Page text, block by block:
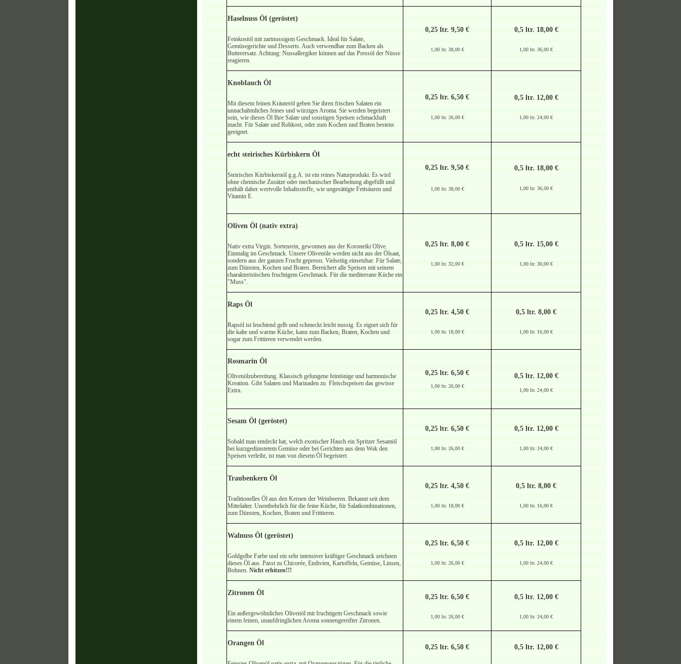
Haselnuss Öl (geröstet)
Feinkostöl mit zartnussigem Geschmack. Ideal für Salate,
Gemüsegerichte und Desserts. Auch verwendbar zum Backen als
Butterersatz. Achtung: Nussallergiker können auf das Pressöl der Nüsse
reagieren.
0,25 ltr. 9,50 €
1,00 ltr. 38,00 €
0,5 ltr. 18,00 €
1,00 ltr. 36,00 €
Knoblauch Öl
Mit diesem feinen Kräuteröl geben Sie ihren frischen Salaten ein
unnachahmliches feines und würziges Aroma. Sie werden begeistert
sein, wie dieses Öl Ihre Salate und sonstigen Speisen schmackhaft
macht. Für Salate und Rohkost, oder zum Kochen und Braten bestens
geeignet.
0,25 ltr. 6,50 €
1,00 ltr. 26,00 €
0,5 ltr. 12,00 €
1,00 ltr. 24,00 €
echt steirisches Kürbiskern Öl
Steirisches Kürbiskernöl g.g.A. ist ein reines Naturprodukt. Es wird
ohne chemische Zusätze oder mechanischer Bearbeitung abgefüllt und
enthält daher wertvolle Inhaltsstoffe, wie ungesättigte Fettsäuren und
Vitamin E.
0,25 ltr. 9,50 €
1,00 ltr. 38,00 €
0,5 ltr. 18,00 €
1,00 ltr. 36,00 €
Oliven Öl (nativ extra)
Nativ extra Virgin. Sortenrein, gewonnen aus der Koroneiki Olive.
Einmalig im Geschmack. Unsere Olivenöle werden nicht aus der Ölsaat,
sondern aus der ganzen Frucht gepresst. Vielseitig einsetzbar: Für Salate,
zum Dünsten, Kochen und Braten. Bereichert alle Speisen mit seinem
charakteristischen fruchtigem Geschmack. Für die mediterrane Küche ein
"Muss".
0,25 ltr. 8,00 €
1,00 ltr. 32,00 €
0,5 ltr. 15,00 €
1,00 ltr. 30,00 €
Raps Öl
Rapsöl ist leuchtend gelb und schmeckt leicht nussig. Es eignet sich für
die kalte und warme Küche, kann zum Backen, Braten, Kochen und
sogar zum Frittieren verwendet werden.
0,25 ltr. 4,50 €
1,00 ltr. 18,00 €
0,5 ltr. 8,00 €
1,00 ltr. 16,00 €
Rosmarin Öl
Olivenölzubereitung. Klassisch gelungene feintönige und harmonische
Kreation. Gibt Salaten und Marinaden zu Fleischspeisen das gewisse
Extra.
0,25 ltr. 6,50 €
1,00 ltr. 26,00 €
0,5 ltr. 12,00 €
1,00 ltr. 24,00 €
Sesam Öl (geröstet)
Sobald man entdeckt hat, welch exotischer Hauch ein Spritzer Sesamöl
bei kurzgedünstetem Gemüse oder bei Gerichten aus dem Wok den
Speisen verleiht, ist man von diesem Öl begeistert.
0,25 ltr. 6,50 €
1,00 ltr. 26,00 €
0,5 ltr. 12,00 €
1,00 ltr. 24,00 €
Traubenkern Öl
Traditionelles Öl aus den Kernen der Weinbeeren. Bekannt seit dem
Mittelalter. Unentbehrlich für die feine Küche, für Salatkombinationen,
zum Dünsten, Kochen, Braten und Frittieren.
0,25 ltr. 4,50 €
1,00 ltr. 18,00 €
0,5 ltr. 8,00 €
1,00 ltr. 16,00 €
Walnuss Öl (geröstet)
Goldgelbe Farbe und ein sehr intensiver kräftiger Geschmack zeichnen
dieses Öl aus. Passt zu Chicorée, Endivien, Kartoffeln, Gemüse, Linsen,
Bohnen. Nicht erhitzen!!!
0,25 ltr. 6,50 €
1,00 ltr. 26,00 €
0,5 ltr. 12,00 €
1,00 ltr. 24,00 €
Zitronen Öl
Ein außergewöhnliches Olivenöl mit fruchtigem Geschmack sowie
einem feinen, unaufdringlichen Aroma sonnengereifter Zitronen.
0,25 ltr. 6,50 €
1,00 ltr. 26,00 €
0,5 ltr. 12,00 €
1,00 ltr. 24,00 €
Orangen Öl 0,25 ltr. 6,50 € 0,5 ltr. 12,00 €